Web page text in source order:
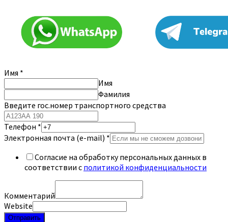
Имя *
Имя
Фамилия
Введите гос.номер транспортного средства
Телефон *
Электронная почта (e-mail) *
Согласие на обработку персональных данных в
соответствии с политикой конфиденциальности
Комментарий
Website
Отправить